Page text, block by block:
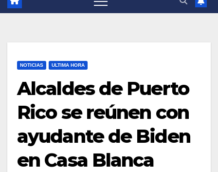
NOTICIAS ULTIMA HORA
Alcaldes de Puerto
Rico se reúnen con
ayudante de Biden
en Casa Blanca